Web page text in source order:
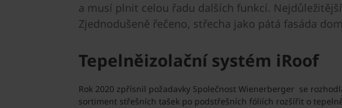
a musí plnit celou řadu dalších funkcí.
Zjednodušeně řečeno, střecha jako pátá fasáda
Tepelněizolační systém iRoof
Rok 2020 zpřísnil požadavky Společnost Wienerberger se
sortiment střešních tašek po podstřešních fóliích rozšířit o